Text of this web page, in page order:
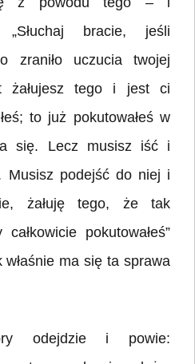
„Słuchaj bracie, jeśli
zraniło uczucia twojej
żałujesz tego i jest ci
to już pokutowałeś w
się. Lecz musisz iść i
Musisz podejść do niej i
żałuję tego, że tak
pokutowałeś”
ma się ta sprawa
odejdzie i powie: